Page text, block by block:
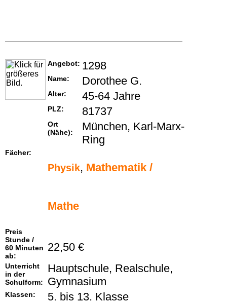
Angebot: 1298
Name: Dorothee G.
Alter: 45-64 Jahre
PLZ: 81737
Ort
(Nähe):
München, Karl-Marx-
Ring
Fächer:
Physik, Mathematik /
Mathe
Preis
Stunde /
60 Minuten
ab:
22,50 €
Unterricht
in der
Schulform:
Hauptschule, Realschule,
Gymnasium
Klassen: 5. bis 13. Klasse